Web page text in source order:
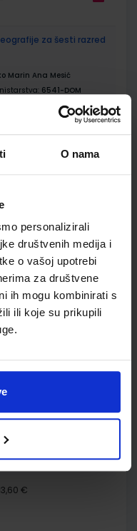
O nama
personalizirali
društvenih medija i
o vašoj upotrebi
za društvene
ih mogu kombinirati s
ili koje su prikupili
za šesti razred
Marin Ana Mesić
6541-DOM
digitalnim sadržajima
Toni Rajković
€
šestom razredu
Toni Rajković
€